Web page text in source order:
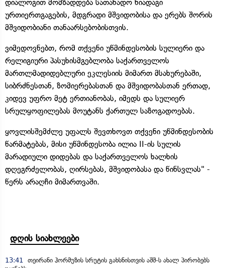
დიალოგით მომზადდება სათანადო ნიადაგი
ურთიერთგაგების, მდგრადი მშვიდობისა და ერებს შორის
მშვიდობიანი თანაარსებობისთვის.
ვიმედოვნებთ, რომ თქვენი უწმინდესობის სულიერი და
რელიგიური პასუხისმგებლობა საქართველოს
მართლმადიდებლური ეკლესიის მიმართ მსახურებაში,
სიბრძნესთან, ზომიერებასთან და მშვიდობასთან ერთად,
კიდევ უფრო მეტ ერთიანობას, იმედს და სულიერ
სრულყოფილებას მოუტანს ქართულ საზოგადოებას.
ყოვლისშემძლე უფალს შევთხოვთ თქვენი უწმინდესობის
წარმატებას, მისი უწმინდესობა ილია II-ის სულის
მარადიული დიდებას და საქართველოს ხალხის
დღეგრძელობას, ღირსებას, მშვიდობასა და წინსვლას" -
წერს არაღჩი მიმართვაში.
დღის სიახლეები
13:41
თეირანი ჰორმუზის სრუტის გახსნისთვის აშშ-ს ახალ პირობებს